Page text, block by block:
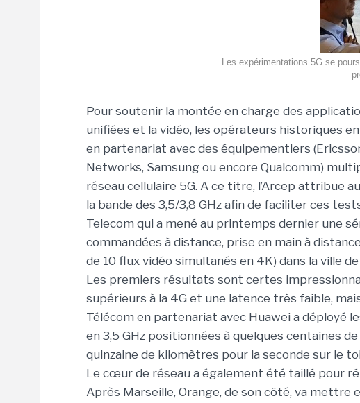
Les expérimentations 5G se
Pour soutenir la montée en charge des
unifiées et la vidéo, les opérateurs historiques
en partenariat avec des équipementiers
Networks, Samsung ou encore Qualcomm)
réseau cellulaire 5G. A ce titre, l’Arcep attribue
la bande des 3,5/3,8 GHz afin de faciliter ces
Telecom qui a mené au printemps dernier une
commandées à distance, prise en main à
de 10 flux vidéo simultanés en 4K) dans la ville
Les premiers résultats sont certes
supérieurs à la 4G et une latence très faible,
Télécom en partenariat avec Huawei a déployé
en 3,5 GHz positionnées à quelques centaines
quinzaine de kilomètres pour la seconde sur le
Le cœur de réseau a également été taillé pour
Après Marseille, Orange, de son côté, va mettre